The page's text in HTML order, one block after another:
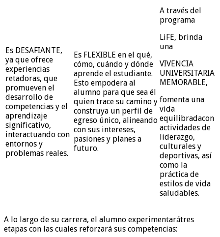
Es DESAFIANTE,
ya que ofrece
experiencias
retadoras, que
promueven el
desarrollo de
competencias y el
aprendizaje
significativo,
interactuando con
entornos y
problemas reales.
Es FLEXIBLE en el qué,
cómo, cuándo y dónde
aprende el estudiante.
Esto empodera al
alumno para que sea él
quien trace su camino y
construya un perfil de
egreso único, alineando
con sus intereses,
pasiones y planes a
futuro.
A través del
programa
LiFE, brinda
una
VIVENCIA
UNIVERSITARIA
MEMORABLE,
fomenta una
vida
equilibradacon
actividades de
liderazgo,
culturales y
deportivas, así
como la
práctica de
estilos de vida
saludables.
A lo largo de su carrera, el alumno experimentarátres
etapas con las cuales reforzará sus competencias: